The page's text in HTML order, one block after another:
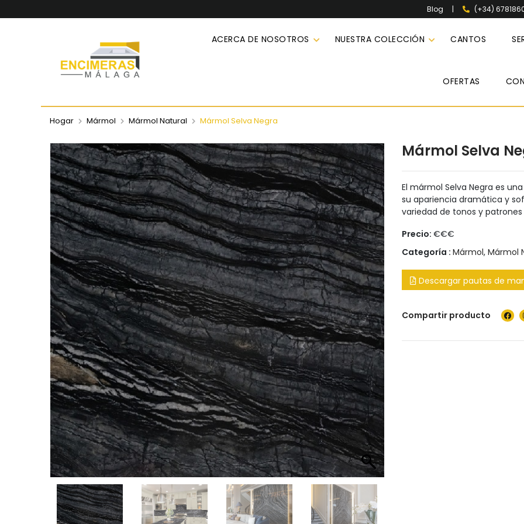
Blog | (+34)
ACERCA DE NOSOTROS NUESTRA COLECCIÓN CANTOS
OFERTAS
Hogar Mármol Mármol Natural Mármol Selva Negra
Mármol Selva
El mármol Selva Negra es
su apariencia dramática y
variedad de tonos y
Precio: €€€
Categoría : Mármol, Mármol
Descargar pautas de
Compartir producto